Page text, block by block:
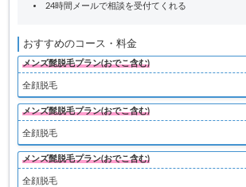
24時間メールで相談を受付てくれる
おすすめのコース・料金
メンズ髭脱毛プラン(おでこ含む)
全顔脱毛
メンズ髭脱毛プラン(おでこ含む)
全顔脱毛
メンズ髭脱毛プラン(おでこ含む)
全顔脱毛